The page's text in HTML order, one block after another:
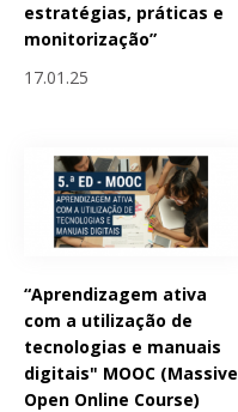
estratégias, práticas e
monitorização”
17.01.25
“Aprendizagem ativa
com a utilização de
tecnologias e manuais
digitais" MOOC (Massive
Open Online Course)